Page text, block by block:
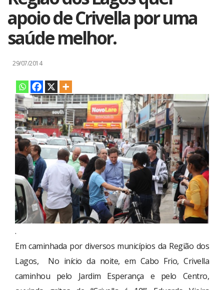
apoio de Crivella por uma
saúde melhor.
29/07/2014
.
Em caminhada por diversos municípios da Região dos
Lagos, No início da noite, em Cabo Frio, Crivella
caminhou pelo Jardim Esperança e pelo Centro,